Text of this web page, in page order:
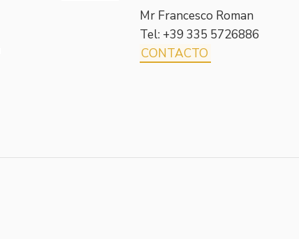
Mr Francesco Roman
Tel: +39 335 5726886
CONTACTO